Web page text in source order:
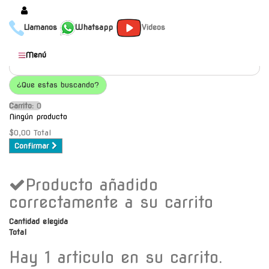
Llamanos Whatsapp Videos
Productos
Populares
Categorías
Marcas
Mayoristas
Contacto
Envío gratis a C.A.B.A. a
partir de $30000
Menú
¿Que estas buscando?
Carrito: O
Ningún producto
$0,00 Total
Confirmar
Producto añadido
correctamente a su carrito
Cantidad elegida
Total
Hay 1 articulo en su carrito.